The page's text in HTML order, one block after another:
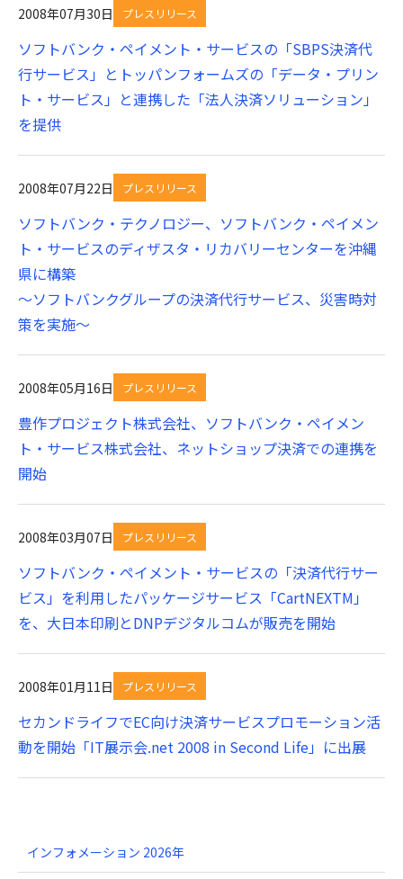
2008年07月30日 プレスリリース
ソフトバンク・ペイメント・サービスの「SBPS決済代
行サービス」とトッパンフォームズの「データ・プリン
ト・サービス」と連携した「法人決済ソリューション」
を提供
2008年07月22日 プレスリリース
ソフトバンク・テクノロジー、ソフトバンク・ペイメン
ト・サービスのディザスタ・リカバリーセンターを沖縄
県に構築
～ソフトバンクグループの決済代行サービス、災害時対
策を実施～
2008年05月16日 プレスリリース
豊作プロジェクト株式会社、ソフトバンク・ペイメン
ト・サービス株式会社、ネットショップ決済での連携を
開始
2008年03月07日 プレスリリース
ソフトバンク・ペイメント・サービスの「決済代行サー
ビス」を利用したパッケージサービス「CartNEXTM」
を、大日本印刷とDNPデジタルコムが販売を開始
2008年01月11日 プレスリリース
セカンドライフでEC向け決済サービスプロモーション活
動を開始「IT展示会.net 2008 in Second Life」に出展
インフォメーション 2026年